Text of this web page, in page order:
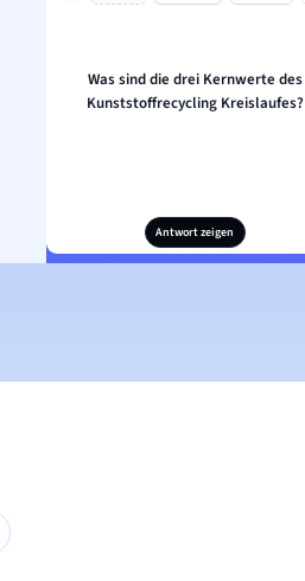
Was sind die drei Kernwerte des
Kunststoffrecycling Kreislaufes?
Antwort zeigen